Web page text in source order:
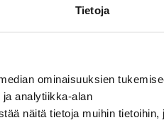
Tietoja
ominaisuuksien
analytiikka-alan
näitä tietoja muihin tietoihin,